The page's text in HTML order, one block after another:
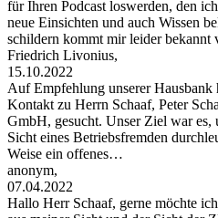
für Ihren Podcast loswerden, den
neue Einsichten und auch Wissen
schildern kommt mir leider
Friedrich Livonius,
15.10.2022
Auf Empfehlung unserer
Kontakt zu Herrn Schaaf, Peter
GmbH, gesucht. Unser Ziel war es,
Sicht eines Betriebsfremden
Weise ein offenes…
anonym,
07.04.2022
Hallo Herr Schaaf, gerne möchte